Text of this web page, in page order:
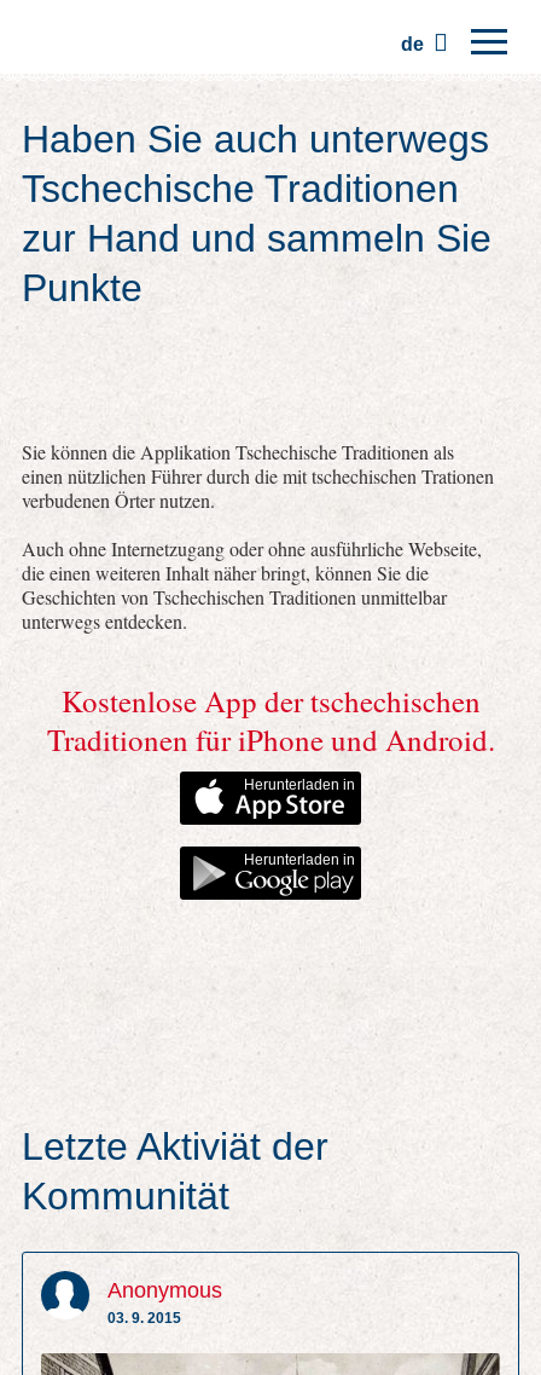
de
Regionen
Traditionen
Ausflüge
Kommunität
Haben Sie auch unterwegs
Tschechische Traditionen
zur Hand und sammeln Sie
Punkte
Sie können die Applikation Tschechische Traditionen als
einen nützlichen Führer durch die mit tschechischen Trationen
verbudenen Örter nutzen.
Auch ohne Internetzugang oder ohne ausführliche Webseite,
die einen weiteren Inhalt näher bringt, können Sie die
Geschichten von Tschechischen Traditionen unmittelbar
unterwegs entdecken.
Kostenlose App der tschechischen
Traditionen für iPhone und Android.
Herunterladen in
Herunterladen in
Letzte Aktiviät der
Kommunität
Anonymous
03. 9. 2015